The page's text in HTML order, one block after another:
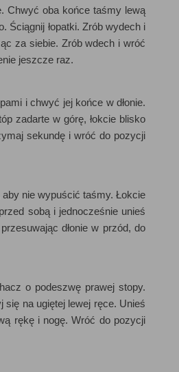
Chwyć oba końce taśmy lewą
Ściągnij łopatki. Zrób wydech i
za siebie. Zrób wdech i wróć
jeszcze raz.
i chwyć jej końce w dłonie.
zadarte w górę, łokcie blisko
sekundę i wróć do pozycji
aby nie wypuścić taśmy. Łokcie
sobą i jednocześnie unieś
dłonie w przód, do
o podeszwę prawej stopy.
się na ugiętej lewej ręce. Unieś
rękę i nogę. Wróć do pozycji